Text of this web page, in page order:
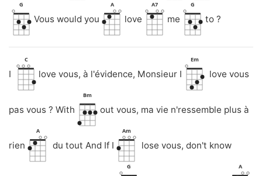
G
Vous would you
A
love
A7
me
G
to ?
I
C
love vous, à l'évidence, Monsieur I
Em
love vous
pas vous ? With
Bm
out vous, ma vie n'ressemble plus à
rien
A
du tout And If I
Am
lose vous, don't know
G A